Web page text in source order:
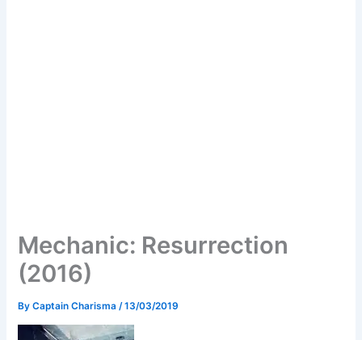
Mechanic: Resurrection
(2016)
ByCaptain Charisma /13/03/2019